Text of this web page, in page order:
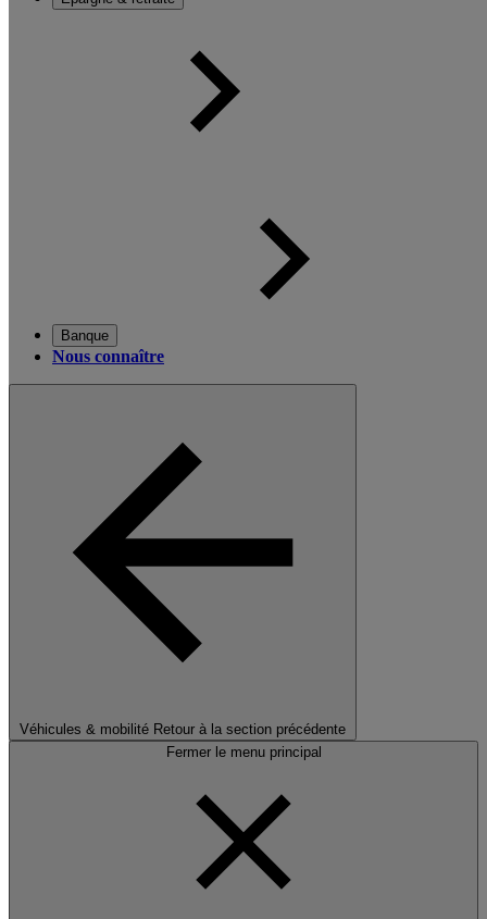
Banque
Nous connaître
Véhicules & mobilité Retour à la section précédente
Fermer le menu principal